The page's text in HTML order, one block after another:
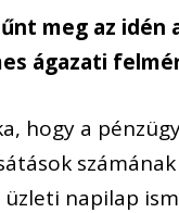
meg az
ágazati
hogy a
napilap